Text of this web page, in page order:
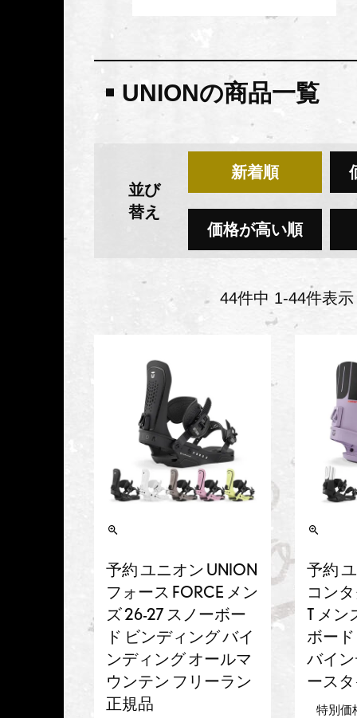
UNIONの商品一覧
並び
替え
新着順
価格が高い順
44件中 1-44件表示
予約 ユニオン UNION
フォース FORCE メン
ズ 26-27 スノーボー
ド ビンディング バイ
ンディング オールマ
ウンテン フリーラン
正規品
予約
コン
T メン
ボー
バイ
ース
特別価